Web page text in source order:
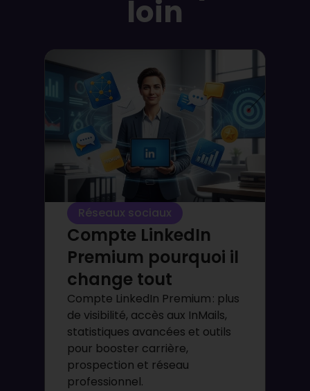
loin
Réseaux sociaux
Compte LinkedIn
Premium pourquoi il
change tout
Compte LinkedIn Premium : plus
de visibilité, accès aux InMails,
statistiques avancées et outils
pour booster carrière,
prospection et réseau
professionnel.